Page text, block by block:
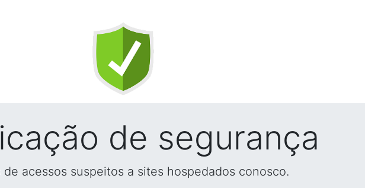
de segurança
acessos suspeitos a sites hospedados conosco.